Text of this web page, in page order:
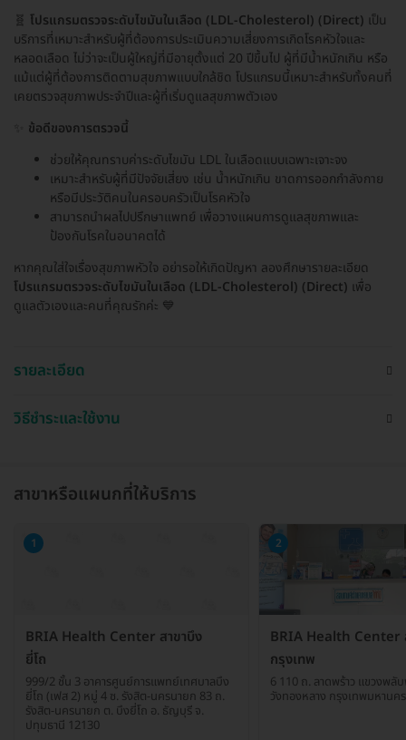
🧬 โปรแกรมตรวจระดับไขมันในเลือด (LDL-Cholesterol) (Direct) เป็น
บริการที่เหมาะสำหรับผู้ที่ต้องการประเมินความเสี่ยงการเกิดโรคหัวใจและ
หลอดเลือด ไม่ว่าจะเป็นผู้ใหญ่ที่มีอายุตั้งแต่ 20 ปีขึ้นไป ผู้ที่มีน้ำหนักเกิน หรือ
แม้แต่ผู้ที่ต้องการติดตามสุขภาพแบบใกล้ชิด โปรแกรมนี้เหมาะสำหรับทั้งคนที่
เคยตรวจสุขภาพประจำปีและผู้ที่เริ่มดูแลสุขภาพตัวเอง
ข้อดีของการตรวจนี้
ช่วยให้คุณทราบค่าระดับไขมัน LDL ในเลือดแบบเฉพาะเจาะจง
เหมาะสำหรับผู้ที่มีปัจจัยเสี่ยง เช่น น้ำหนักเกิน ขาดการออกกำลังกาย
หรือมีประวัติคนในครอบครัวเป็นโรคหัวใจ
สามารถนำผลไปปรึกษาแพทย์ เพื่อวางแผนการดูแลสุขภาพและ
ป้องกันโรคในอนาคตได้
หากคุณใส่ใจเรื่องสุขภาพหัวใจ อย่ารอให้เกิดปัญหา ลองศึกษารายละเอียด
โปรแกรมตรวจระดับไขมันในเลือด (LDL-Cholesterol) (Direct) เพื่อ
ดูแลตัวเองและคนที่คุณรักค่ะ 💙
รายละเอียด
วิธีชำระและใช้งาน
สาขาหรือแผนกที่ให้บริการ
1
BRIA Health Center สาขาบึง
ยี่โถ
999/2 ชั้น 3 อาคารศูนย์การแพทย์เทศบาลบึง
ยี่โถ (เฟส 2) หมู่ 4 ซ. รังสิต-นครนายก 83 ถ.
รังสิต-นครนายก ต. บึงยี่โถ อ. ธัญบุรี จ.
ปทุมธานี 12130
2
BRIA Health Center
กรุงเทพ
6 110 ถ. ลาดพร้าว แขวงพลั
วังทองหลาง กรุงเทพมหานค